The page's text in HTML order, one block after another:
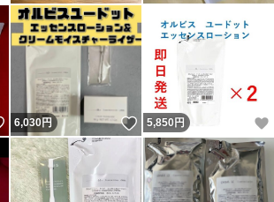
いいね！
6,030円 いいね！
5,850 円